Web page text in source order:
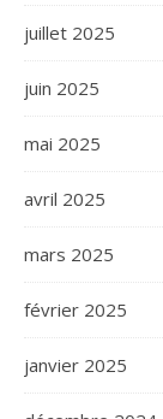
juillet 2025
juin 2025
mai 2025
avril 2025
mars 2025
février 2025
janvier 2025